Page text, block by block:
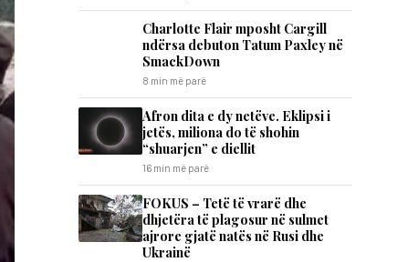
Charlotte Flair mposht Cargill
ndërsa debuton Tatum Paxley në
SmackDown
8 min më parë
Afron dita e dy netëve. Eklipsi i
jetës, miliona do të shohin
“shuarjen” e diellit
16 min më parë
FOKUS – Tetë të vrarë dhe
dhjetëra të plagosur në sulmet
ajrore gjatë natës në Rusi dhe
Ukrainë